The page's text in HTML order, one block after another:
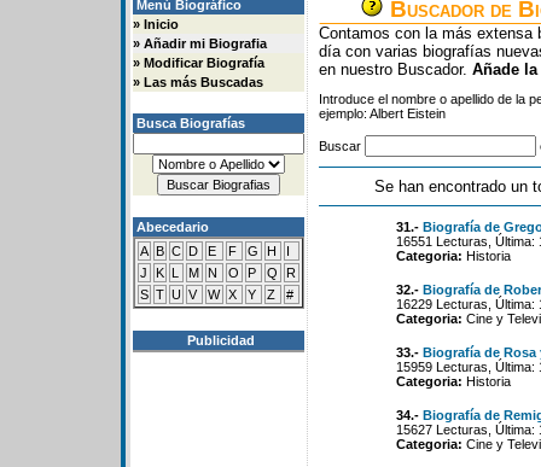
Menú Biográfico
» Inicio
» Añadir mi Biografia
» Modificar Biografía
» Las más Buscadas
Busca Biografías
Abecedario
A B C D E F G H
I
J
K L M N O P Q
R
S T U V W X Y Z #
Publicidad
Buscador de
Contamos con la más extensa
día con varias biografías
en nuestro Buscador. Añade
Introduce el nombre o apellido de la
ejemplo: Albert Eistein
Buscar
Se han encontrado un
31.- Biografía de
16551 Lecturas,
Categoria: Historia
32.- Biografía de
16229 Lecturas,
Categoria: Cine y
33.- Biografía de Rosa
15959 Lecturas,
Categoria: Historia
34.- Biografía de
15627 Lecturas,
Categoria: Cine y